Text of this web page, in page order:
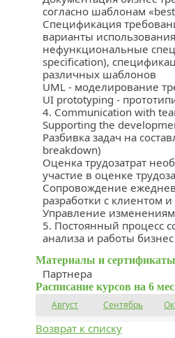
согласно шаблонам
Спецификация
варианты
нефункциональные
specification),
различных шаблонов
UML - моделирование
UI prototyping -
4. Communication with
Supporting the
Разбивка задач на
breakdown)
Оценка трудозатрат
участие в оценке
Сопровождение
разработки с клиентом
Управление
5. Постоянный процесс
анализа и работы
Материалы и
Партнера
Расписание курсов на 6
Август Сентябрь
Возврат к списку